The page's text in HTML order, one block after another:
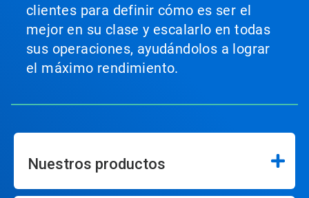
clientes para definir cómo es ser el
mejor en su clase y escalarlo en todas
sus operaciones, ayudándolos a lograr
el máximo rendimiento.
Nuestros productos